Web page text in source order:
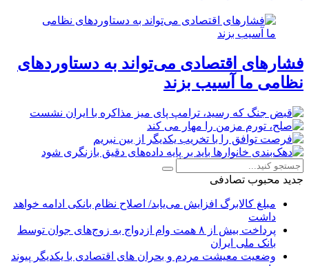
فشارهای اقتصادی می‌تواند به دستاوردهای
نظامی ما آسیب بزند
جدید محبوب تصادفی
مبلغ کالابرگ افزایش می‌یابد/ اصلاح نظام بانکی ادامه خواهد
داشت
پرداخت بیش از ۸ همت وام ازدواج به زوج‌های جوان توسط
بانک ملی ایران
وضعیت معیشت مردم و بحران های اقتصادی با یکدیگر پیوند